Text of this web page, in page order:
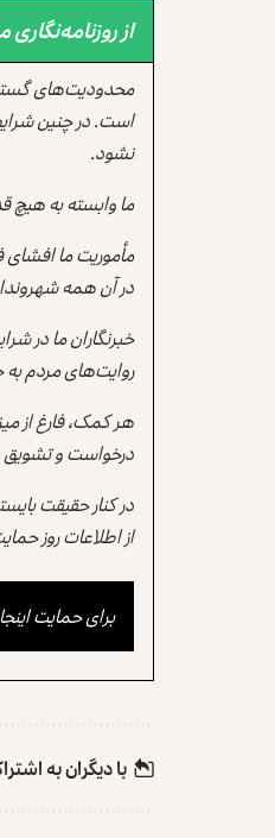
از
محدودیت‌های
است. در چنین
نشود.
ما وابسته به هیچ
مأموریت ما
در آن همه
خبرنگاران ما در
روایت‌های مردم
هر کمک، فارغ از
درخواست و تشویق
در کنار حقیقت
از اطلاعات روز
برای حمایت
با دیگران به‌‌